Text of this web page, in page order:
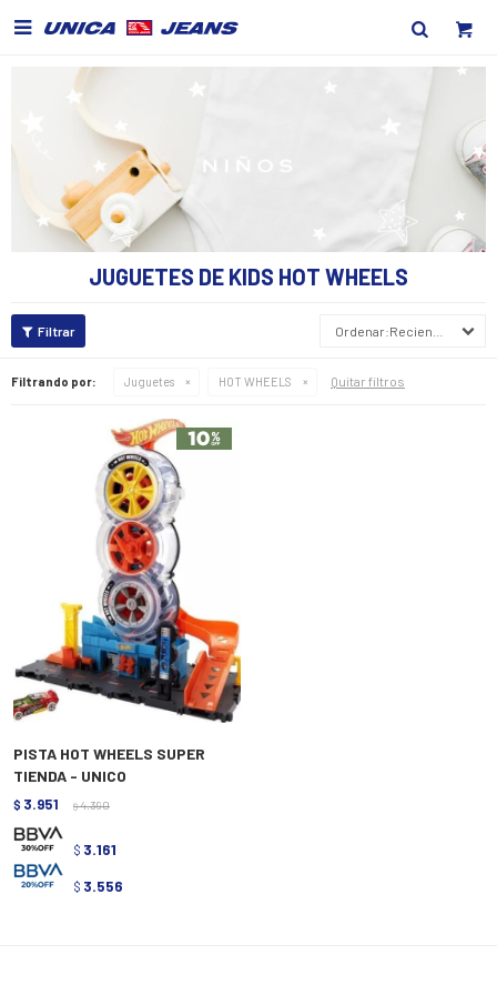

JUGUETES DE KIDS HOT WHEELS
Recientes
Filtrando por: Juguetes HOT WHEELS Quitar filtros
PISTA HOT WHEELS SUPER
TIENDA - UNICO
$ 3.951 $ 4.390
$ 3.161
$ 3.556